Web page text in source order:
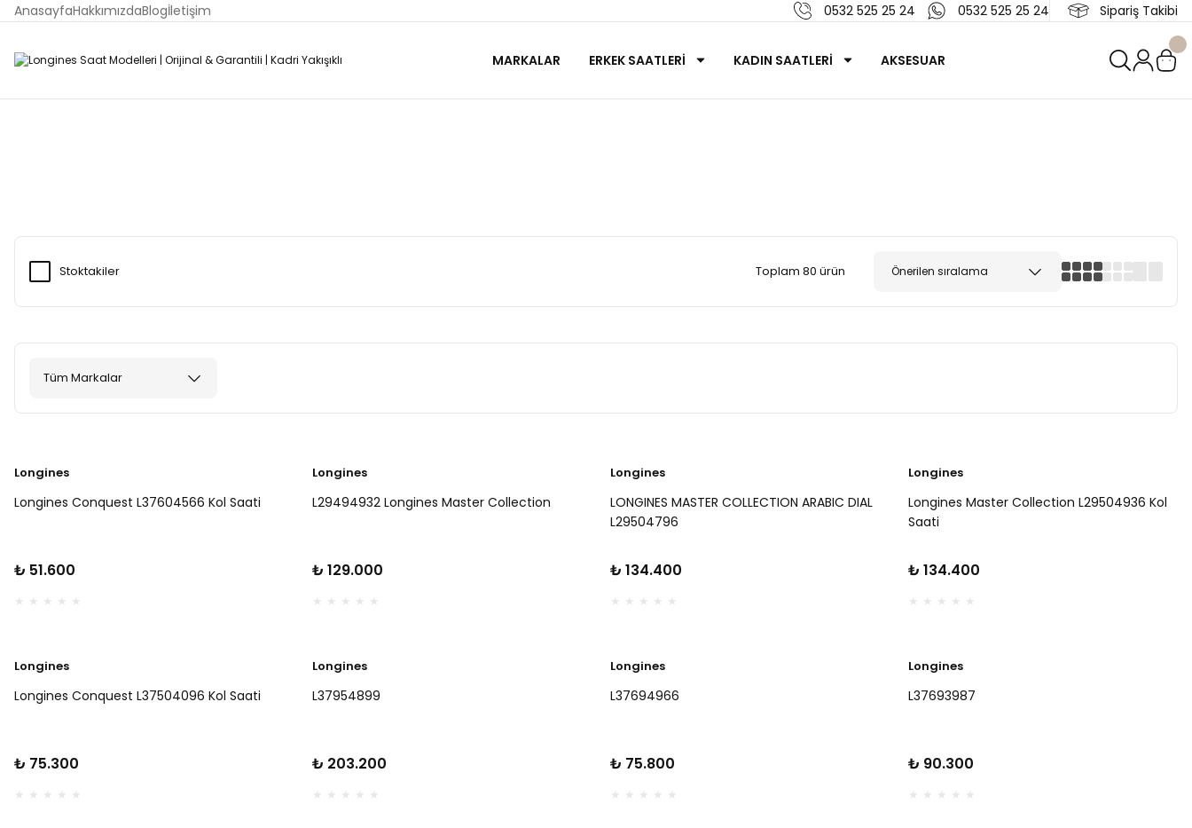
AnasayfaHakkımızdaBlogİletişim 0532 525 25 24 0532 525 25 24 Sipariş Takibi
MARKALAR ERKEK SAATLERİ KADIN SAATLERİ AKSESUAR
Stoktakiler Toplam 80 ürün
Tüm Markalar
Longines
Longines Conquest L37604566 Kol Saati
₺ 51.600
Longines
L29494932 Longines Master Collection
₺ 129.000
Longines
LONGINES MASTER COLLECTION ARABIC DIAL
L29504796
₺ 134.400
Longines
Longines Master Collection L29504936 Kol
Saati
₺ 134.400
Longines
Longines Conquest L37504096 Kol Saati
₺ 75.300
Longines
L37954899
₺ 203.200
Longines
L37694966
₺ 75.800
Longines
L37693987
₺ 90.300